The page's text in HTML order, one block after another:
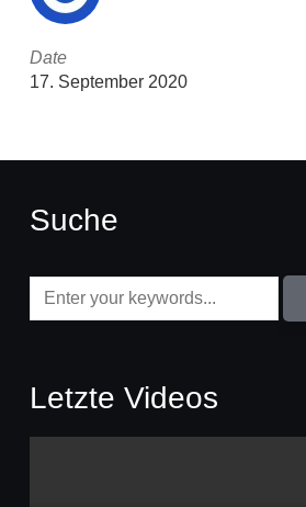
Date
17. September 2020
Suche
Letzte Videos